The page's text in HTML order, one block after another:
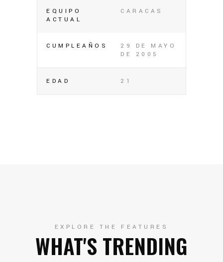
EQUIPO
ACTUAL
CARACAS
CUMPLEAÑOS
29 DE MAYO
DE 2005
EDAD 21
EXPLORE THE FEATURES
WHAT'S TRENDING